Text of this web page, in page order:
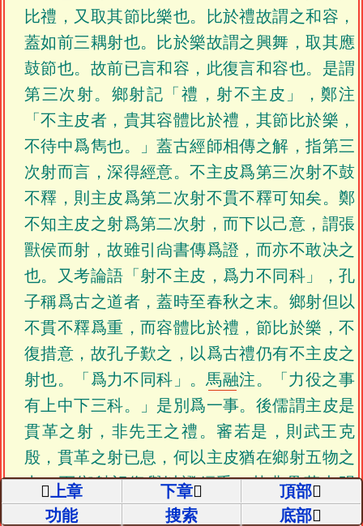
比禮，又取其節比樂也。比於禮故謂之和容，
蓋如前三耦射也。比於樂故謂之興舞，取其應
鼓節也。故前已言和容，此復言和容也。是謂
第三次射。鄉射記「禮，射不主皮」，鄭注
「不主皮者，貴其容體比於禮，其節比於樂，
不待中爲雋也。」蓋古經師相傳之解，指第三
次射而言，深得經意。不主皮爲第三次射不鼓
不釋，則主皮爲第二次射不貫不釋可知矣。鄭
不知主皮之射爲第二次射，而下以己意，謂張
獸侯而射，故雖引尙書傳爲證，而亦不敢决之
也。又考論語「射不主皮，爲力不同科」，孔
子稱爲古之道者，蓋時至春秋之末。鄉射但以
不貫不釋爲重，而容體比於禮，節比於樂，不
復措意，故孔子歎之，以爲古禮仍有不主皮之
射也。「爲力不同科」。 馬融注。「力役之事
有上中下三科。」是別爲一事。後儒謂主皮是
貫革之射，非先王之禮。審若是，則武王克
殷，貫革之射已息，何以主皮猶在鄉射五物之
中？而鄉射記復舉以證經乎？其非貫革也明
矣。或謂鄉射記云「主皮之射者，勝者又射，
上章 下章
頂部
功能
搜索 底部